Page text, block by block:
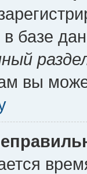
в базе
вы